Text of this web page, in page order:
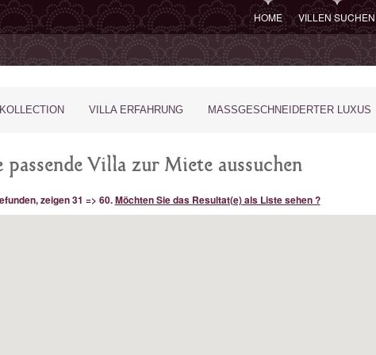
HOME VILLEN SUCHEN
VILLA ERFAHRUNG MASSGESCHNEIDERTER LUXUS
Villa zur Miete aussuchen
zeigen 31 => 60.Möchten Sie das Resultat(e) als Liste sehen ?